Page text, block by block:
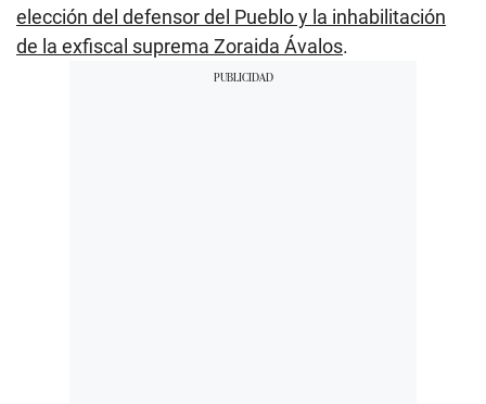
elección del defensor del Pueblo y la inhabilitación
de la exfiscal suprema Zoraida Ávalos.